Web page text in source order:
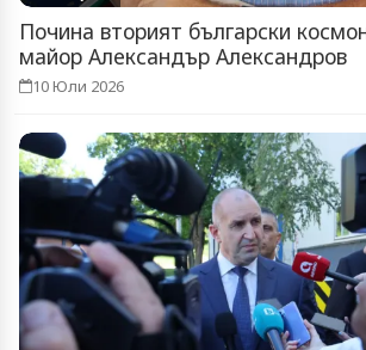
Почина вторият български
майор Александър Александров
10 Юли 2026